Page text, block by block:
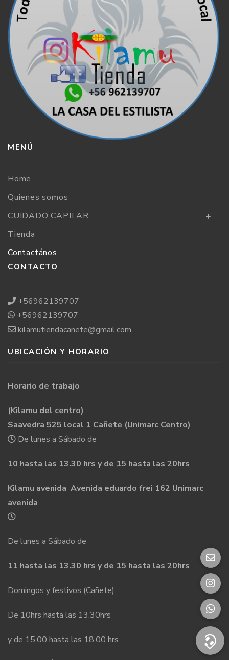
MENÚ
Home
Quienes somos
CUIDADO CAPILAR
Tienda
Contactános
CONTACTO
+56962139707
+56962139707
kilamutiendacanete@gmail.com
UBICACIÓN Y HORARIO
Horario de trabajo
(Kilamu del centro)
Saavedra 525 local 1 Cañete (Unimarc Centro)
De lunes a Sábado de
10 hasta las 13.30 hrs y de 15 hasta las 20hrs
Kilamu avenida Avenida eduardo frei 162 Unimarc
avenida
De lunes a Sábado de
11 hasta las 13.30 hrs y de 15 hasta las 20hrs
Domingos y festivos (Cañete)
De 10hrs hasta las 13.30hrs
y de 15.00 hasta las 18.00 hrs